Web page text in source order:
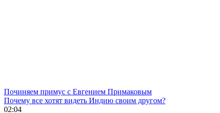
Починяем примус с Евгением Примаковым
Почему все хотят видеть Индию своим другом?
02:04